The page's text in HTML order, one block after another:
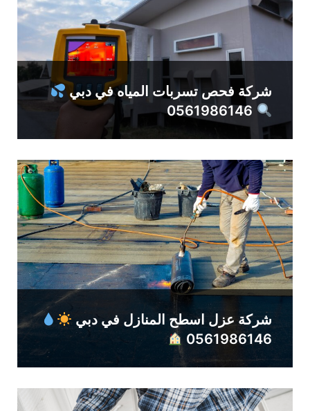
شركة فحص تسربات المياه في دبي
شركة عزل اسطح المنازل في دبي
0561986146